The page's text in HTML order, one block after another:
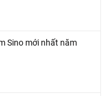
Sino mới nhất năm